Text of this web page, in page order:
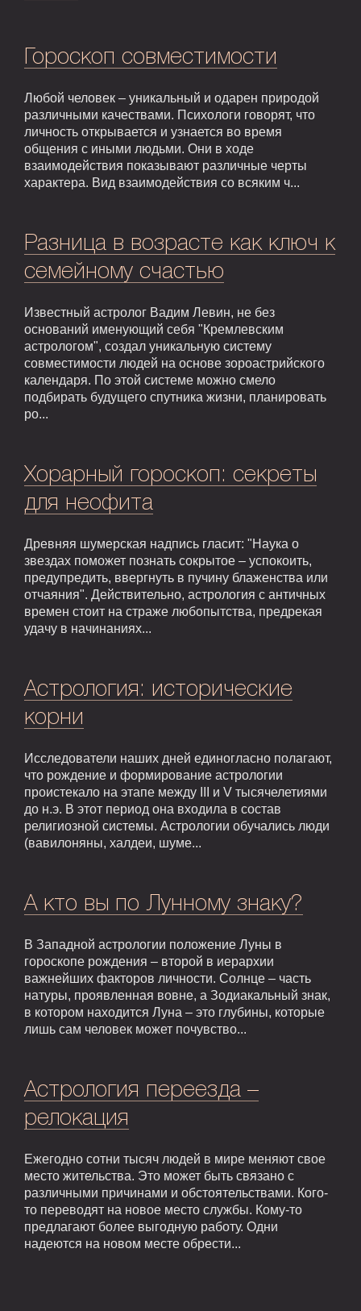
Гороскоп совместимости
Любой человек – уникальный и одарен природой
различными качествами. Психологи говорят, что
личность открывается и узнается во время
общения с иными людьми. Они в ходе
взаимодействия показывают различные черты
характера. Вид взаимодействия со всяким ч...
Разница в возрасте как ключ к
семейному счастью
Известный астролог Вадим Левин, не без
оснований именующий себя "Кремлевским
астрологом", создал уникальную систему
совместимости людей на основе зороастрийского
календаря. По этой системе можно смело
подбирать будущего спутника жизни, планировать
ро...
Хорарный гороскоп: секреты
для неофита
Древняя шумерская надпись гласит: "Наука о
звездах поможет познать сокрытое – успокоить,
предупредить, ввергнуть в пучину блаженства или
отчаяния". Действительно, астрология с античных
времен стоит на страже любопытства, предрекая
удачу в начинаниях...
Астрология: исторические
корни
Исследователи наших дней единогласно полагают,
что рождение и формирование астрологии
проистекало на этапе между III и V тысячелетиями
до н.э. В этот период она входила в состав
религиозной системы. Астрологии обучались люди
(вавилоняны, халдеи, шуме...
А кто вы по Лунному знаку?
В Западной астрологии положение Луны в
гороскопе рождения – второй в иерархии
важнейших факторов личности. Солнце – часть
натуры, проявленная вовне, а Зодиакальный знак,
в котором находится Луна – это глубины, которые
лишь сам человек может почувство...
Астрология переезда –
релокация
Ежегодно сотни тысяч людей в мире меняют свое
место жительства. Это может быть связано с
различными причинами и обстоятельствами. Кого-
то переводят на новое место службы. Кому-то
предлагают более выгодную работу. Одни
надеются на новом месте обрести...